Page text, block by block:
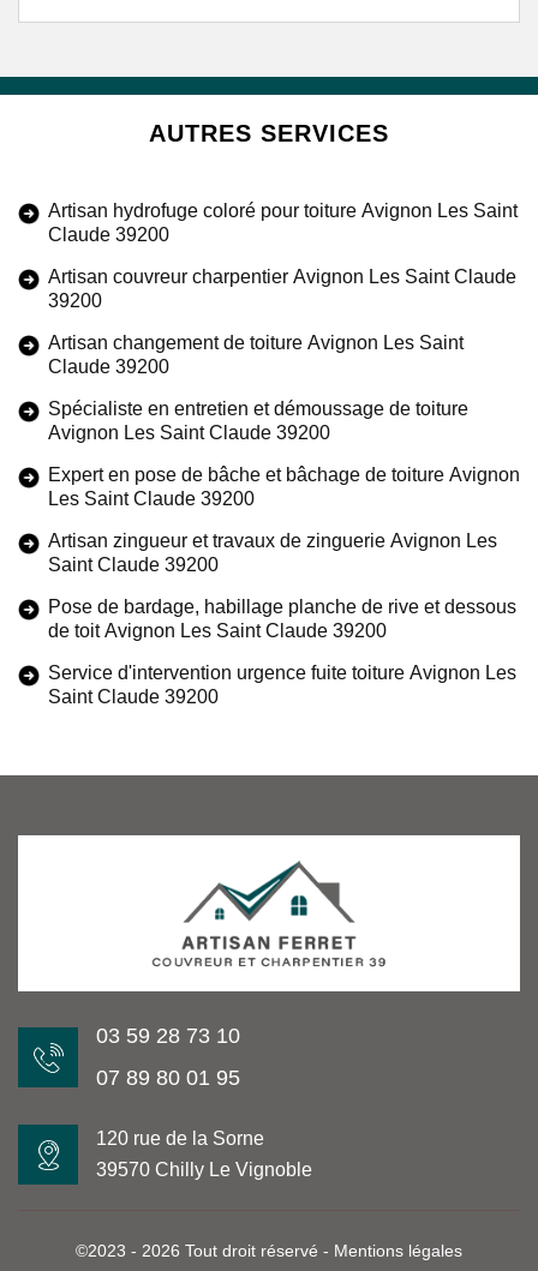
AUTRES SERVICES
Artisan hydrofuge coloré pour toiture Avignon Les Saint
Claude 39200
Artisan couvreur charpentier Avignon Les Saint Claude
39200
Artisan changement de toiture Avignon Les Saint
Claude 39200
Spécialiste en entretien et démoussage de toiture
Avignon Les Saint Claude 39200
Expert en pose de bâche et bâchage de toiture Avignon
Les Saint Claude 39200
Artisan zingueur et travaux de zinguerie Avignon Les
Saint Claude 39200
Pose de bardage, habillage planche de rive et dessous
de toit Avignon Les Saint Claude 39200
Service d'intervention urgence fuite toiture Avignon Les
Saint Claude 39200
03 59 28 73 10
07 89 80 01 95
120 rue de la Sorne
39570 Chilly Le Vignoble
©2023 - 2026 Tout droit réservé - Mentions légales